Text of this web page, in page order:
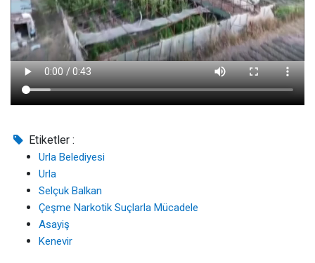
Etiketler :
Urla Belediyesi
Urla
Selçuk Balkan
Çeşme Narkotik Suçlarla Mücadele
Asayiş
Kenevir